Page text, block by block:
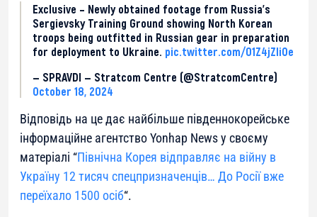
Exclusive – Newly obtained footage from Russia’s
Sergievsky Training Ground showing North Korean
troops being outfitted in Russian gear in preparation
for deployment to Ukraine. pic.twitter.com/01Z4jZIiOe
— SPRAVDI — Stratcom Centre (@StratcomCentre)
October 18, 2024
Відповідь на це дає найбільше південнокорейське
інформаційне агентство Yonhap News у своєму
матеріалі “Північна Корея відправляє на війну в
Україну 12 тисяч спецпризначенців… До Росії вже
переїхало 1500 осіб“.